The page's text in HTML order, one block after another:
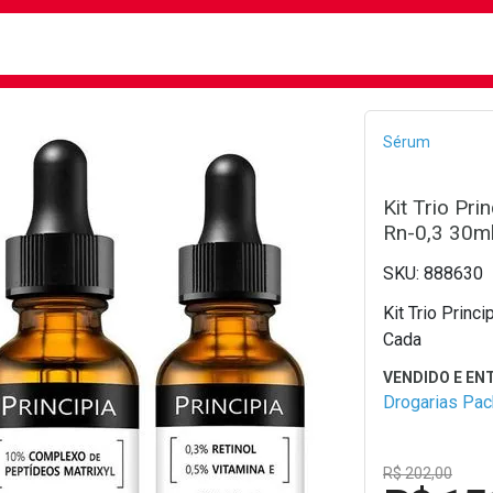
Sérum
Kit Trio
Rn-0,3
888630
Kit Trio
Cada
Drogarias
R$ 202,00